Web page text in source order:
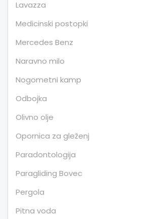
Lavazza
Medicinski postopki
Mercedes Benz
Naravno milo
Nogometni kamp
Odbojka
Olivno olje
Opornica za gleženj
Paradontologija
Paragliding Bovec
Pergola
Pitna voda